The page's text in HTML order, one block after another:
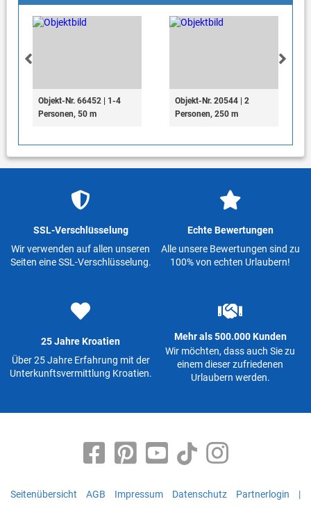
Objekt-Nr. 66452 | 1-4
Personen, 50 m
Objekt-Nr. 20544 | 2
Personen, 250 m
SSL-Verschlüsselung
Wir verwenden auf allen unseren
Seiten eine SSL-Verschlüsselung.
Echte Bewertungen
Alle unsere Bewertungen sind zu
100% von echten Urlaubern!
25 Jahre Kroatien
Über 25 Jahre Erfahrung mit der
Unterkunftsvermittlung Kroatien.
Mehr als 500.000 Kunden
Wir möchten, dass auch Sie zu
einem dieser zufriedenen
Urlaubern werden.
Seitenübersicht AGB Impressum Datenschutz Partnerlogin |